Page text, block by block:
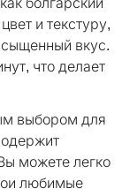
болгарский
и текстуру,
вкус.
что делает
выбором для
можете легко
любимые